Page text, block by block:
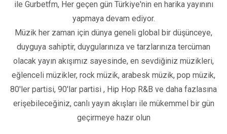
ile Gurbetfm, Her geçen gün Türkiye'nin en harika yayınını
yapmaya devam ediyor.
Müzik her zaman için dünya geneli global bir düşünceye,
duyguya sahiptir, duygularınıza ve tarzlarınıza tercüman
olacak yayın akışımız sayesinde, en sevdiğiniz müzikleri,
eğlenceli müzikler, rock müzik, arabesk müzik, pop müzik,
80'ler partisi, 90'lar partisi , Hip Hop R&B ve daha fazlasına
erişebileceğiniz, canlı yayın akışları ile mükemmel bir gün
geçirmeye hazır olun